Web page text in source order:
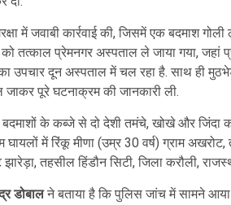
में जवाबी कार्रवाई की, जिसमें एक बदमाश
तत्काल प्रेमनगर अस्पताल ले जाया गया,
उपचार दून अस्पताल में चल रहा है. साथ ही
पूरे घटनाक्रम की जानकारी ली.
के कब्जे से दो देशी तमंचे, खोखे और जिंदा
घायलों में रिंकू मीणा (उम्र 30 वर्ष) ग्राम
झारेड़ा, तहसील हिंडौन सिटी, जिला करौली,
डोबालने बताया है कि पुलिस जांच में सामने